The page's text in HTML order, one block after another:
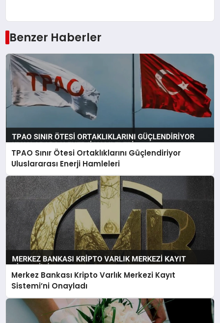
Benzer Haberler
TPAO Sınır Ötesi Ortaklıklarını Güçlendiriyor
Uluslararası Enerji Hamleleri
Merkez Bankası Kripto Varlık Merkezi Kayıt
Sistemi’ni Onayladı